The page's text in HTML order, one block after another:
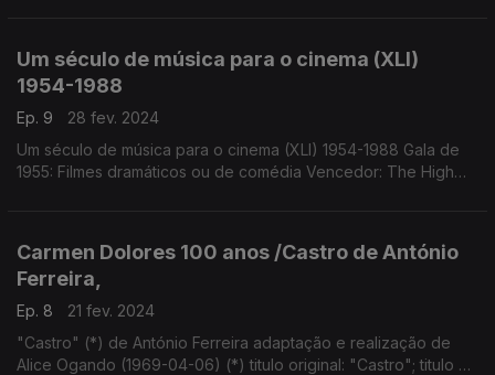
Um século de música para o cinema (XLI)
1954-1988
Ep. 9
28 fev. 2024
Um século de música para o cinema (XLI) 1954-1988 Gala de
1955: Filmes dramáticos ou de comédia Vencedor: The High
Carmen Dolores 100 anos /Castro de António
Ferreira,
Ep. 8
21 fev. 2024
"Castro" (*) de António Ferreira adaptação e realização de
Alice Ogando (1969-04-06) (*) titulo original: "Castro"; titulo da